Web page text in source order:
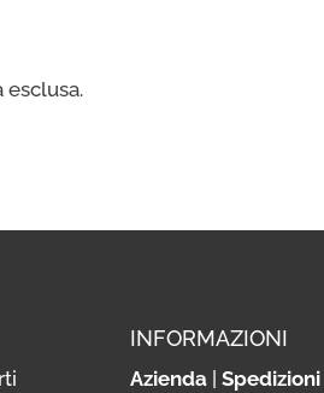
esclusa.
INFORMAZIONI
Azienda| Spedizioni|